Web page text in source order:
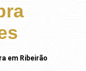
em Ribeirão